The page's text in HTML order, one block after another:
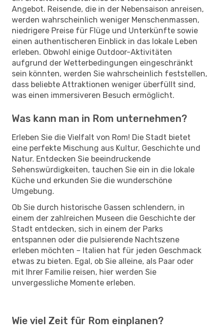
Angebot. Reisende, die in der Nebensaison anreisen,
werden wahrscheinlich weniger Menschenmassen,
niedrigere Preise für Flüge und Unterkünfte sowie
einen authentischeren Einblick in das lokale Leben
erleben. Obwohl einige Outdoor-Aktivitäten
aufgrund der Wetterbedingungen eingeschränkt
sein könnten, werden Sie wahrscheinlich feststellen,
dass beliebte Attraktionen weniger überfüllt sind,
was einen immersiveren Besuch ermöglicht.
Was kann man in Rom unternehmen?
Erleben Sie die Vielfalt von Rom! Die Stadt bietet
eine perfekte Mischung aus Kultur, Geschichte und
Natur. Entdecken Sie beeindruckende
Sehenswürdigkeiten, tauchen Sie ein in die lokale
Küche und erkunden Sie die wunderschöne
Umgebung.
Ob Sie durch historische Gassen schlendern, in
einem der zahlreichen Museen die Geschichte der
Stadt entdecken, sich in einem der Parks
entspannen oder die pulsierende Nachtszene
erleben möchten – Italien hat für jeden Geschmack
etwas zu bieten. Egal, ob Sie alleine, als Paar oder
mit Ihrer Familie reisen, hier werden Sie
unvergessliche Momente erleben.
Wie viel Zeit für Rom einplanen?